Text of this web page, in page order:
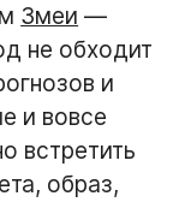
Змеи —
не обходит
и
и вовсе
встретить
образ,